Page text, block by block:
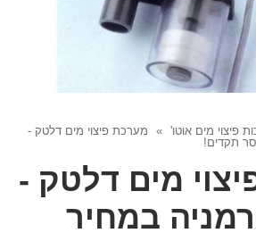
פיצוי מים אוטו' »
מערכת פיצוי מים דלטק -
תקדים!
מים דלטק -
במחיר